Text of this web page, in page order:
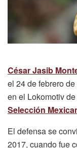
César Jasib
el 24 de febrero
en el Lokomotiv
Selección
El defensa se
2017, cuando fue